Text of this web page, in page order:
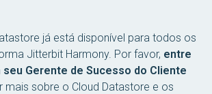
já está disponível para todos os
Jitterbit Harmony. Por favor, entre
Gerente de Sucesso do Cliente
mais sobre o Cloud Datastore e os